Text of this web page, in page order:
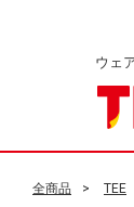
ウェ
全商品 TEE